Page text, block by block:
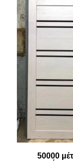
50000